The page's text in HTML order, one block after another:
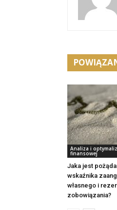
Analiza i
finansowej
Jaka jest
wskaźnika
własnego i
zobowiązania?